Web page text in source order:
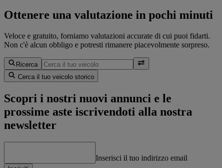
Ottenere una valutazione in pochi minuti
Veloce e gratuito, forniamo valutazioni accurate di cui puoi fidarti.
Non c'è alcun obbligo e potresti rimanere piacevolmente sorpreso.
Ricerca
Cerca il tuo veicolo storico
Scopri i nostri nuovi annunci e le
prossime aste iscrivendoti alla nostra
newsletter
Inserisci il tuo indirizzo email